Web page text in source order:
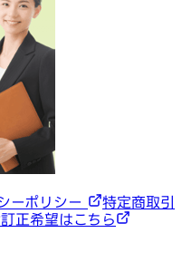
ーポリシー
特定商取引
正希望はこちら